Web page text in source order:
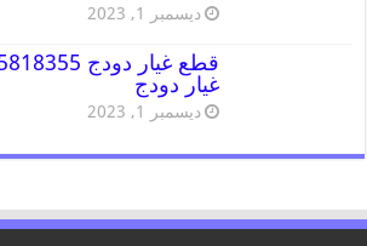
ديسمبر 1, 2023
غيار دودج
ديسمبر 1, 2023